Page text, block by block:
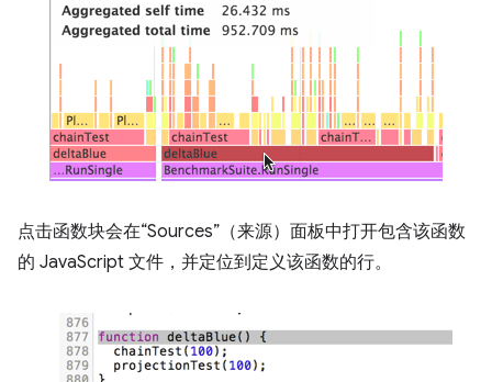
点击函数块会在“Sources”（来源）面板中打开包含该函数
的 JavaScript 文件，并定位到定义该函数的行。